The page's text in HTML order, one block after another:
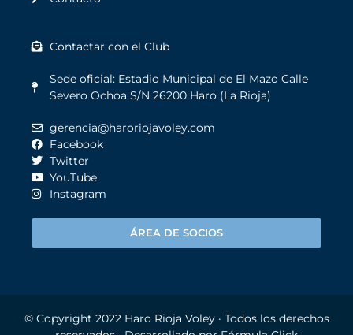
Contactar con el Club
Sede oficial: Estadio Municipal de El Mazo Calle
Severo Ochoa S/N 26200 Haro (La Rioja)
gerencia@haroriojavoley.com
Facebook
Twitter
YouTube
Instagram
ÁREA DE SOCIOS
© Copyright 2022 Haro Rioja Voley· Todos los derechos